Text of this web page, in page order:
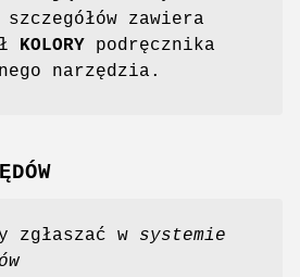
zawiera
KOLORY podręcznika
narzędzia.
zgłaszać w systemie